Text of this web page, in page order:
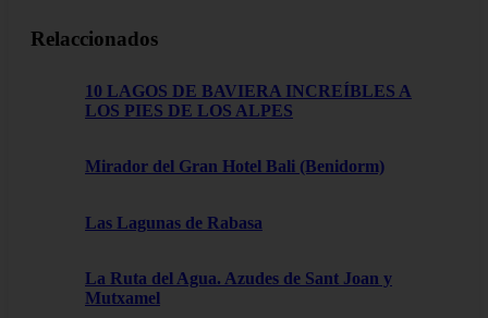
Relaccionados
10 LAGOS DE BAVIERA INCREÍBLES A
LOS PIES DE LOS ALPES
Mirador del Gran Hotel Bali (Benidorm)
Las Lagunas de Rabasa
La Ruta del Agua. Azudes de Sant Joan y
Mutxamel